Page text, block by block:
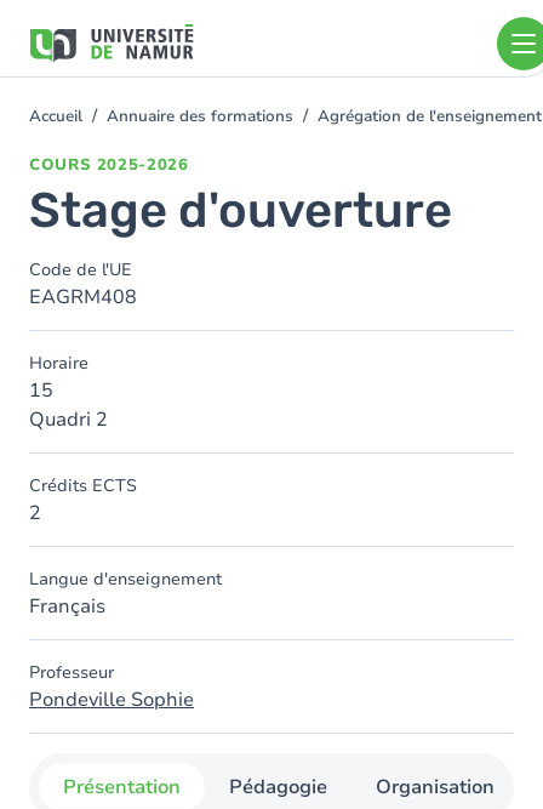
contenu
You
Accueil Annuaire des formations Agrégation de
COURS 2025-2026
Stage d'ouverture
Code de l'UE
EAGRM408
Horaire
15
Quadri 2
Crédits ECTS
2
Langue d'enseignement
Français
Professeur
Pondeville Sophie
Présentation Pédagogie Organisation